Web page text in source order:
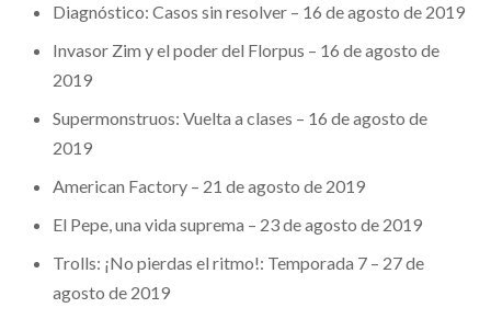
Diagnóstico: Casos sin resolver – 16 de agosto de 2019
Invasor Zim y el poder del Florpus – 16 de agosto de
2019
Supermonstruos: Vuelta a clases – 16 de agosto de
2019
American Factory – 21 de agosto de 2019
El Pepe, una vida suprema – 23 de agosto de 2019
Trolls: ¡No pierdas el ritmo!: Temporada 7 – 27 de
agosto de 2019